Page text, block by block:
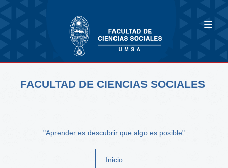
FACULTAD DE CIENCIAS SOCIALES
"Aprender es descubrir que algo es posible"
Inicio